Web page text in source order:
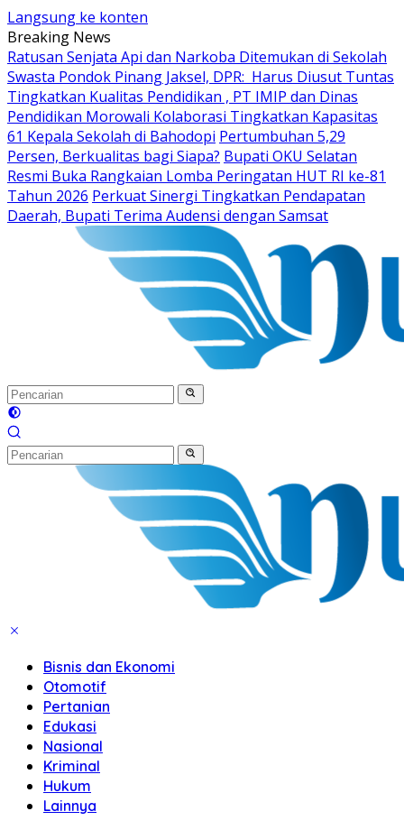
Langsung ke konten
Breaking News
Ratusan Senjata Api dan Narkoba Ditemukan di Sekolah
Swasta Pondok Pinang Jaksel, DPR: Harus Diusut Tuntas
Tingkatkan Kualitas Pendidikan , PT IMIP dan Dinas
Pendidikan Morowali Kolaborasi Tingkatkan Kapasitas
61 Kepala Sekolah di Bahodopi Pertumbuhan 5,29
Persen, Berkualitas bagi Siapa? Bupati OKU Selatan
Resmi Buka Rangkaian Lomba Peringatan HUT RI ke-81
Tahun 2026 Perkuat Sinergi Tingkatkan Pendapatan
Daerah, Bupati Terima Audensi dengan Samsat
Bisnis dan Ekonomi
Otomotif
Pertanian
Edukasi
Nasional
Kriminal
Hukum
Lainnya